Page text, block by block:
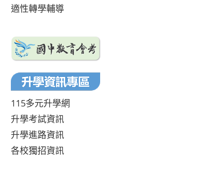
適性轉學輔導
115多元升學網
升學考試資訊
升學進路資訊
各校獨招資訊